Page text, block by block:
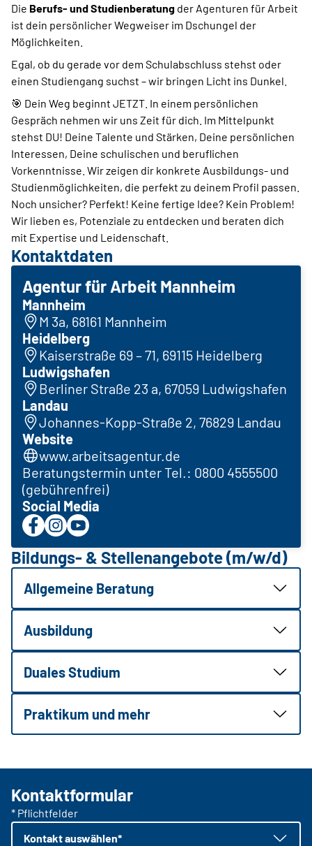
Die Berufs- und Studienberatung der Agenturen für Arbeit
ist dein persönlicher Wegweiser im Dschungel der
Möglichkeiten.
Egal, ob du gerade vor dem Schulabschluss stehst oder
einen Studiengang suchst – wir bringen Licht ins Dunkel.
🎯 Dein Weg beginnt JETZT. In einem persönlichen
Gespräch nehmen wir uns Zeit für dich. Im Mittelpunkt
stehst DU! Deine Talente und Stärken, Deine persönlichen
Interessen, Deine schulischen und beruflichen
Vorkenntnisse. Wir zeigen dir konkrete Ausbildungs- und
Studienmöglichkeiten, die perfekt zu deinem Profil passen.
Noch unsicher? Perfekt! Keine fertige Idee? Kein Problem!
Wir lieben es, Potenziale zu entdecken und beraten dich
mit Expertise und Leidenschaft.
Kontaktdaten
Agentur für Arbeit Mannheim
Mannheim
M 3a, 68161 Mannheim
Heidelberg
Kaiserstraße 69 – 71, 69115 Heidelberg
Ludwigshafen
Berliner Straße 23 a, 67059 Ludwigshafen
Landau
Johannes-Kopp-Straße 2, 76829 Landau
Website
www.arbeitsagentur.de
Beratungstermin unter Tel.: 0800 4555500
(gebührenfrei)
Social Media
Bildungs- & Stellenangebote (m/w/d)
Allgemeine Beratung
Ausbildung
Duales Studium
Praktikum und mehr
Kontaktformular
* Pflichtfelder
Kontakt auswählen*